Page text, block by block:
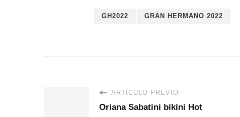
GH2022 GRAN HERMANO 2022
ARTÍCULO PREVIO
Oriana Sabatini bikini Hot